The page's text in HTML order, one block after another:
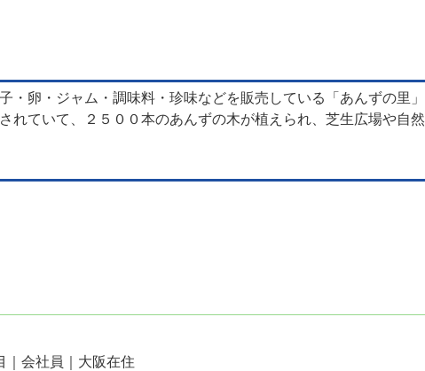
・卵・ジャム・調味料・珍味などを販売している「あんずの里」
れていて、２５００本のあんずの木が植えられ、芝生広場や自然
｜会社員｜大阪在住